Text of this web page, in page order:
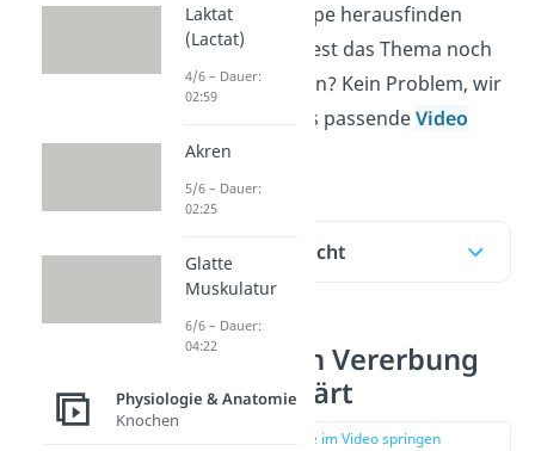
du deine Blutgruppe herausfinden
kannst. Du möchtest das Thema noch
schneller verstehen? Kein Problem, wir
haben für dich das passendeVideo
vorbereitet.
Inhaltsübersicht
Blutgruppen Vererbung
einfach erklärt
zur Stelle im Video springen
Laktat
(Lactat)
4/6 – Dauer:
02:59
Akren
5/6 – Dauer:
02:25
Glatte
Muskulatur
6/6 – Dauer:
04:22
Physiologie & Anatomie
Knochen